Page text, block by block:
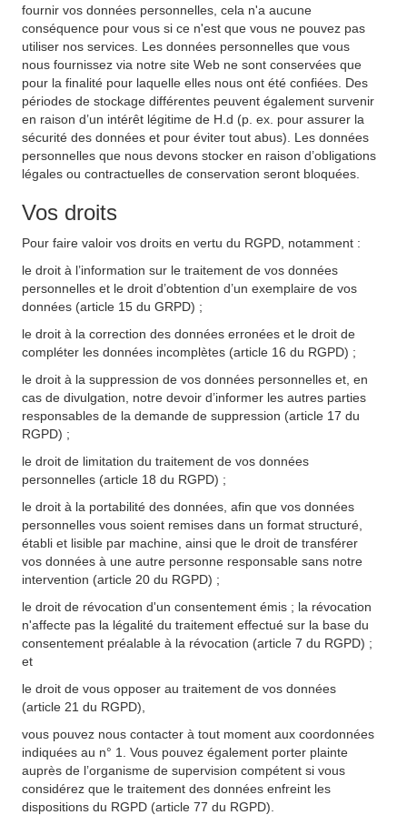
fournir vos données personnelles, cela n'a aucune
conséquence pour vous si ce n'est que vous ne pouvez pas
utiliser nos services. Les données personnelles que vous
nous fournissez via notre site Web ne sont conservées que
pour la finalité pour laquelle elles nous ont été confiées. Des
périodes de stockage différentes peuvent également survenir
en raison d’un intérêt légitime de H.d (p. ex. pour assurer la
sécurité des données et pour éviter tout abus). Les données
personnelles que nous devons stocker en raison d’obligations
légales ou contractuelles de conservation seront bloquées.
Vos droits
Pour faire valoir vos droits en vertu du RGPD, notamment :
le droit à l’information sur le traitement de vos données
personnelles et le droit d’obtention d’un exemplaire de vos
données (article 15 du GRPD) ;
le droit à la correction des données erronées et le droit de
compléter les données incomplètes (article 16 du RGPD) ;
le droit à la suppression de vos données personnelles et, en
cas de divulgation, notre devoir d’informer les autres parties
responsables de la demande de suppression (article 17 du
RGPD) ;
le droit de limitation du traitement de vos données
personnelles (article 18 du RGPD) ;
le droit à la portabilité des données, afin que vos données
personnelles vous soient remises dans un format structuré,
établi et lisible par machine, ainsi que le droit de transférer
vos données à une autre personne responsable sans notre
intervention (article 20 du RGPD) ;
le droit de révocation d'un consentement émis ; la révocation
n'affecte pas la légalité du traitement effectué sur la base du
consentement préalable à la révocation (article 7 du RGPD) ;
et
le droit de vous opposer au traitement de vos données
(article 21 du RGPD),
vous pouvez nous contacter à tout moment aux coordonnées
indiquées au n° 1. Vous pouvez également porter plainte
auprès de l’organisme de supervision compétent si vous
considérez que le traitement des données enfreint les
dispositions du RGPD (article 77 du RGPD).